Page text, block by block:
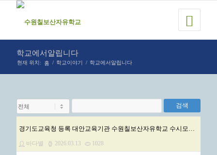
학교에서알립니다
현재 위치: 홈 / 학교이야기 / 학교에서알립니다
검색
경기도교육청 등록 대안교육기관 수원칠보산자유학교 수시모집 안내.
바다별 2026.03.13 1028